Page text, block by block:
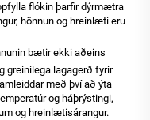
flókin þarfir dýrmætra
hönnun og hreinlæti eru
bætir ekki aðeins
greinilega lagagerð fyrir
með því að ýta
og háþrýstingi,
og hreinlætisárangur.